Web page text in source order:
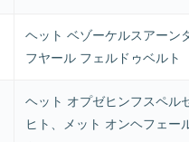
ヘット ベゾーケルスアーン
フヤール フェルドゥベルト
ヘット オプゼヒンフスペル
ヒト、メット オンヘフェー